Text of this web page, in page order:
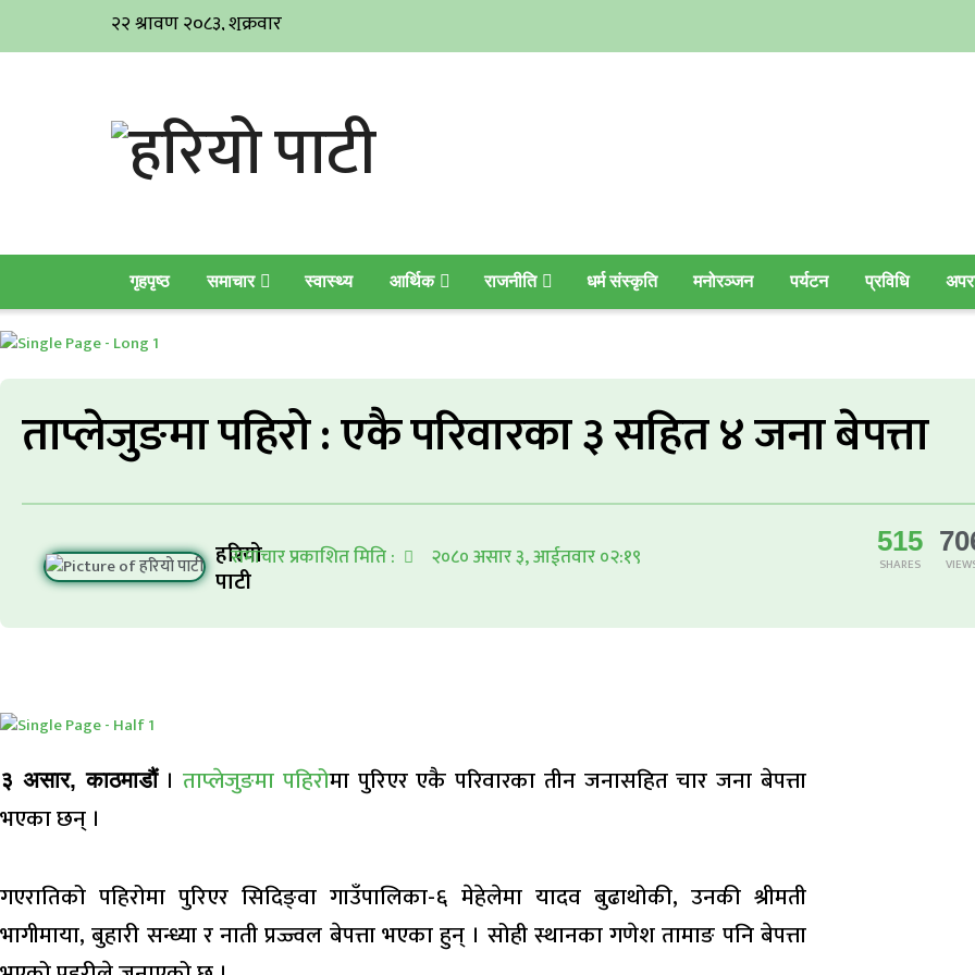
गृहपृष्ठ समाचार स्वास्थ्य आर्थिक राजनीति धर्म संस्कृति मनोरञ्जन पर्यटन प्रविधि
ताप्लेजुङमा पहिरो : एकै परिवारका ३ सहित ४ जना बेपत्ता
हरियो
पाटी
समाचार प्रकाशित मिति : २०८० असार ३, आईतवार ०२:१९ 515
SHARES
३ असार, काठमाडौं।ताप्लेजुङमा पहिरोमा पुरिएर एकै परिवारका तीन जनासहित चार जना बेपत्ता
भएका छन् ।
गएरातिको पहिरोमा पुरिएर सिदिङ्वा गाउँपालिका-६ मेहेलेमा यादव बुढाथोकी, उनकी श्रीमती
भागीमाया, बुहारी सन्ध्या र नाती प्रज्ज्वल बेपत्ता भएका हुन् । सोही स्थानका गणेश तामाङ पनि बेपत्ता